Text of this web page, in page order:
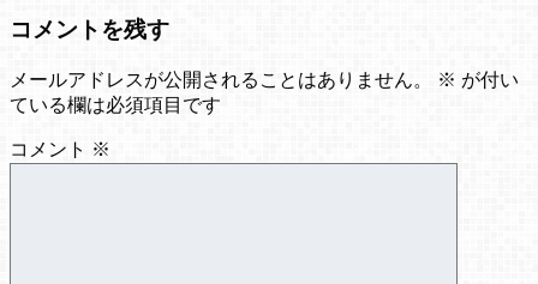
コメントを残す
メールアドレスが公開されることはありません。 ※ が付い
ている欄は必須項目です
コメント ※